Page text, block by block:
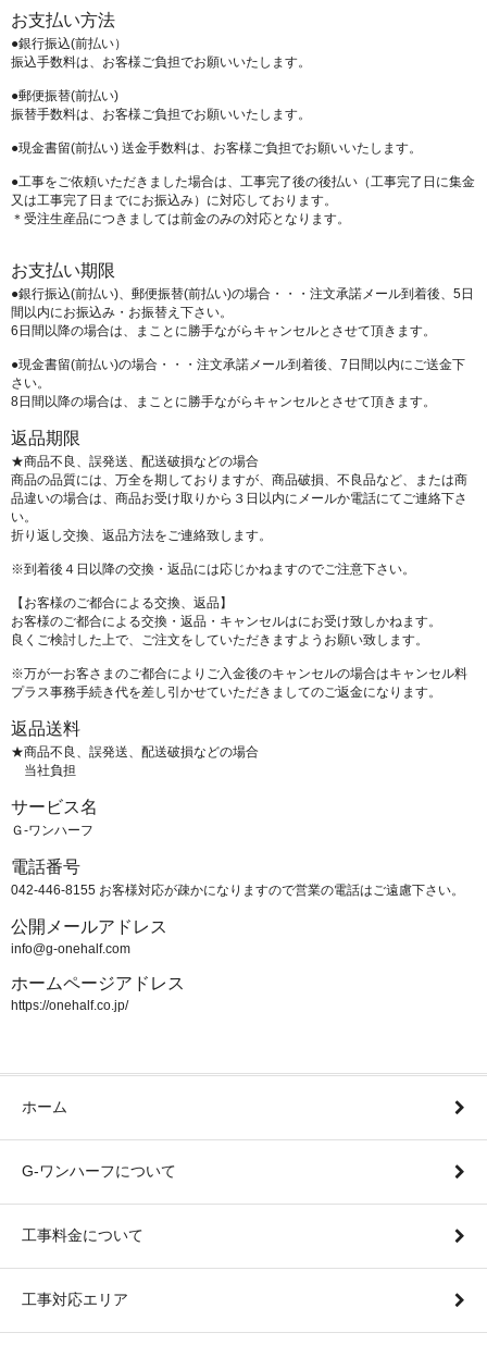
お支払い方法
●銀行振込(前払い）
振込手数料は、お客様ご負担でお願いいたします。
●郵便振替(前払い)
振替手数料は、お客様ご負担でお願いいたします。
●現金書留(前払い) 送金手数料は、お客様ご負担でお願いいたします。
●工事をご依頼いただきました場合は、工事完了後の後払い（工事完了日に集金
又は工事完了日までにお振込み）に対応しております。
＊受注生産品につきましては前金のみの対応となります。
お支払い期限
●銀行振込(前払い)、郵便振替(前払い)の場合・・・注文承諾メール到着後、5日
間以内にお振込み・お振替え下さい。
6日間以降の場合は、まことに勝手ながらキャンセルとさせて頂きます。
●現金書留(前払い)の場合・・・注文承諾メール到着後、7日間以内にご送金下
さい。
8日間以降の場合は、まことに勝手ながらキャンセルとさせて頂きます。
返品期限
★商品不良、誤発送、配送破損などの場合
商品の品質には、万全を期しておりますが、商品破損、不良品など、または商
品違いの場合は、商品お受け取りから３日以内にメールか電話にてご連絡下さ
い。
折り返し交換、返品方法をご連絡致します。
※到着後４日以降の交換・返品には応じかねますのでご注意下さい。
【お客様のご都合による交換、返品】
お客様のご都合による交換・返品・キャンセルはにお受け致しかねます。
良くご検討した上で、ご注文をしていただきますようお願い致します。
※万が一お客さまのご都合によりご入金後のキャンセルの場合はキャンセル料
プラス事務手続き代を差し引かせていただきましてのご返金になります。
返品送料
★商品不良、誤発送、配送破損などの場合
当社負担
サービス名
Ｇ-ワンハーフ
電話番号
042-446-8155 お客様対応が疎かになりますので営業の電話はご遠慮下さい。
公開メールアドレス
info@g-onehalf.com
ホームページアドレス
https://onehalf.co.jp/
ホーム
G-ワンハーフについて
工事料金について
工事対応エリア